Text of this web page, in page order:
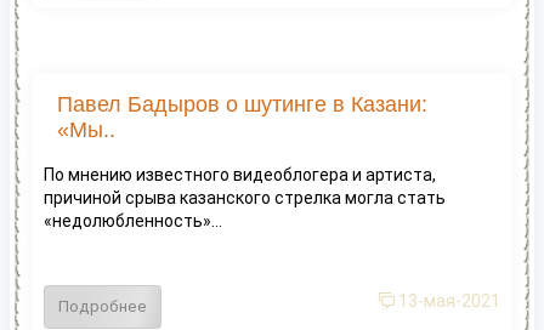
Павел Бадыров о шутинге в Казани:
«Мы..
По мнению известного видеоблогера и артиста,
причиной срыва казанского стрелка могла стать
«недолюбленность»...
Подробнее 13-мая-2021